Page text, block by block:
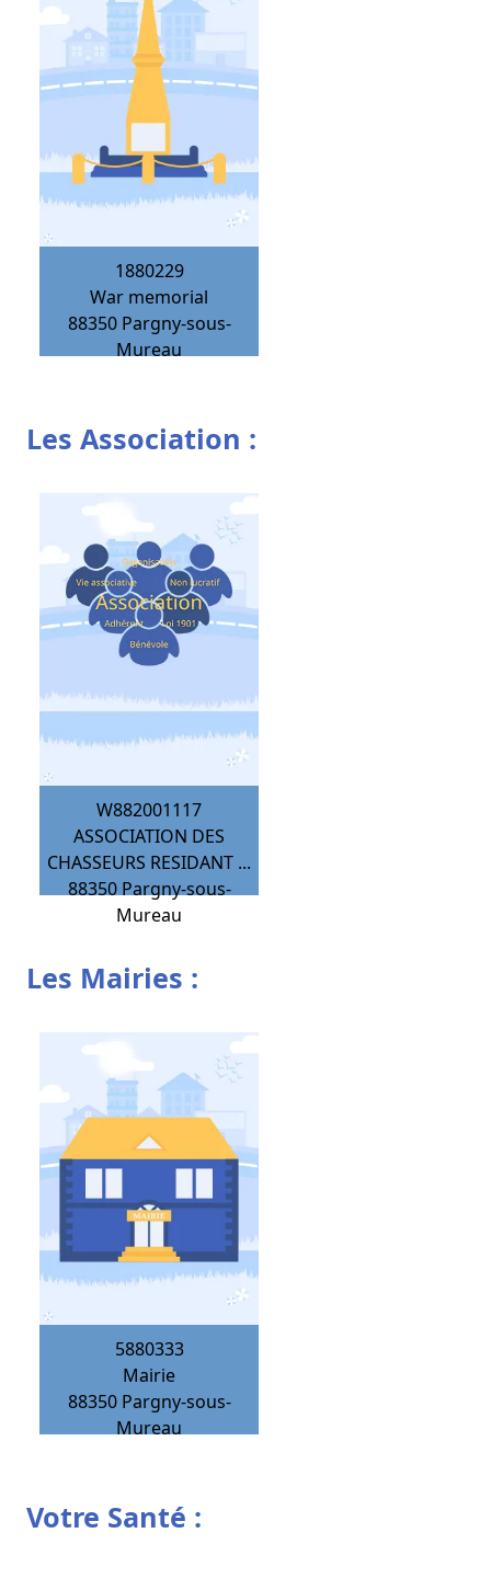
1880229
War memorial
88350 Pargny-sous-
Mureau
Les Association :
W882001117
ASSOCIATION DES
CHASSEURS RESIDANT ...
88350 Pargny-sous-
Mureau
Les Mairies :
5880333
Mairie
88350 Pargny-sous-
Mureau
Votre Santé :